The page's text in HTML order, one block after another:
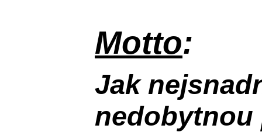
Motto:
Jak
nedobytnou